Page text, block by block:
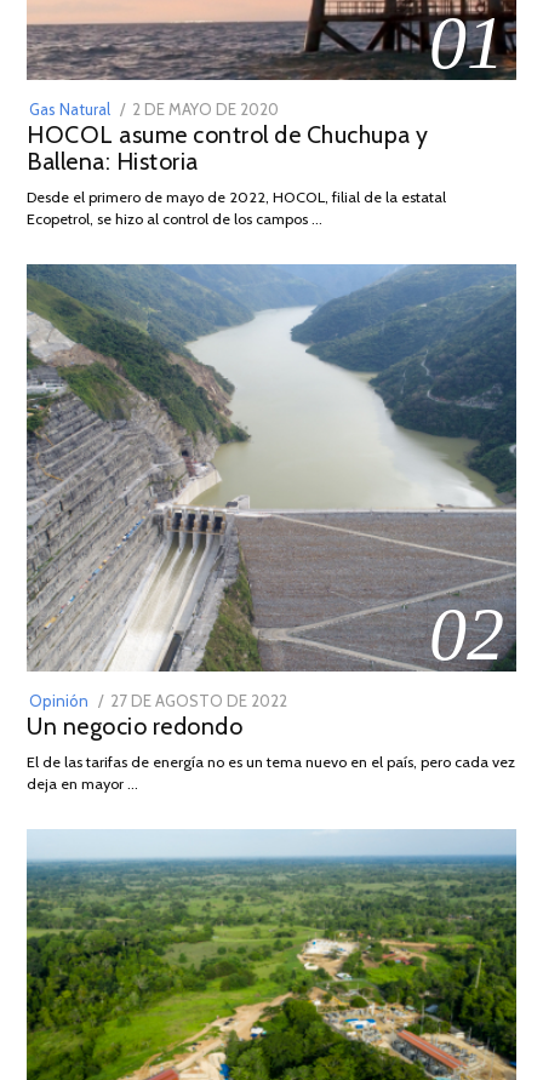
01
Gas Natural
POSTED
ON
2 DE MAYO DE 2020
DE
2026
HOCOL asume control de Chuchupa y
Ballena: Historia
Desde el primero de mayo de 2022, HOCOL, filial de la estatal
Ecopetrol, se hizo al control de los campos …
02
Opinión
POSTED
ON
27 DE AGOSTO DE 2022
DE
Un negocio redondo
El de las tarifas de energía no es un tema nuevo en el país, pero cada vez
deja en mayor …